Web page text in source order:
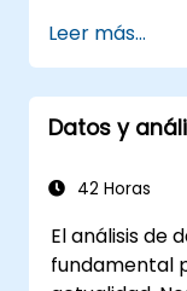
una
mediante
Crear
Leer más...
Datos y
42 Horas
El análisis de
fundamental